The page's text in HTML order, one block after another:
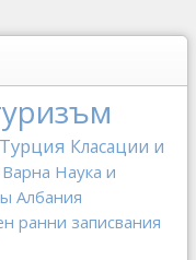
Турция Класации и
Наука и
Албания
ранни записвания